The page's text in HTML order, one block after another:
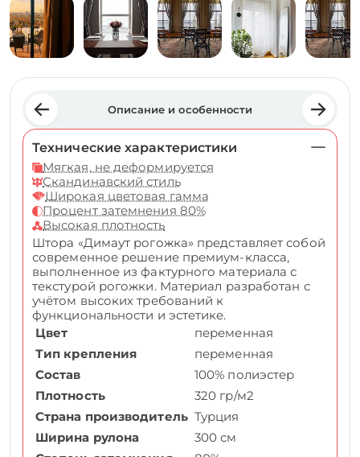
Описание и особенности
Технические характеристики
Мягкая, не деформируется
Скандинавский стиль
Широкая цветовая гамма
Процент затемнения 80%
Высокая плотность
Штора «Димаут рогожка» представляет собой
современное решение премиум-класса,
выполненное из фактурного материала с
текстурой рогожки. Материал разработан с
учётом высоких требований к
функциональности и эстетике.
Цвет
переменная
Тип крепления
переменная
Состав
100% полиэстер
Плотность
320 гр/м2
Страна производитель Турция
Ширина рулона
300 см